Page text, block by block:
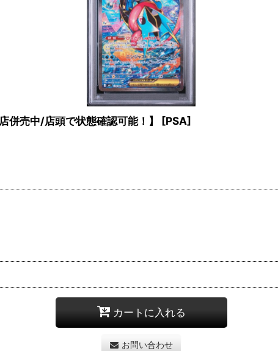
売中/店頭で状態確認可能！】 [PSA]
カートに入れる
お問い合わせ